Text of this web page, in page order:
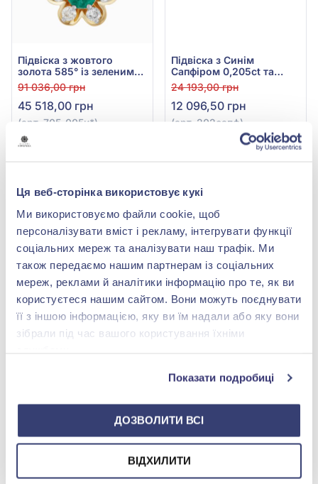
Ця веб-сторінка використовує кукі
Ми використовуємо файли cookie, щоб
персоналізувати вміст і рекламу, інтегрувати функції
соціальних мереж та аналізувати наш трафік. Ми
також передаємо нашим партнерам із соціальних
мереж, реклами й аналітики інформацію про те, як ви
користуєтеся нашим сайтом. Вони можуть поєднувати
її з іншою інформацією, яку ви їм надали або яку вони
зібрали під час вашого користування їхніми
Показати подробиці
ДОЗВОЛИТИ ВСІ
ВІДХИЛИТИ
Підвіска з жовтого
золота 585° із зеленим
смарагдом 0,27ct та
діамантами 0,21ct, арт.
705-005и*
91 036,00 грн
45 518,00 грн
(арт. 705-005и*)
Підвіска з Синім
Сапфіром 0,205ct та
Діамантом 0,052ct із
червоного золота 585°,
арт. 202сапф
24 193,00 грн
12 096,50 грн
(арт. 202сапф)
Підвіска з червоно-
білого золота 585° з
Підвіска з білого золота
585° з діамантом 0,54ct,
64 997,00 грн
Купити